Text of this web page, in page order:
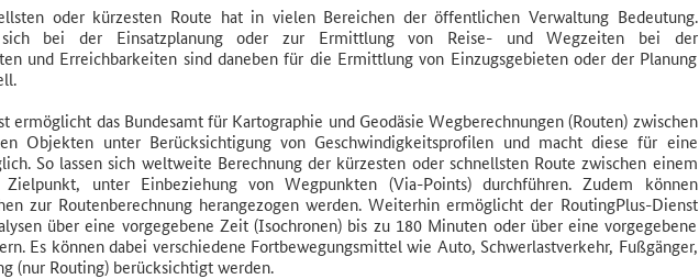
oder kürzesten Route hat in vielen Bereichen der öffentlichen Verwaltung Bedeutung.
sich bei der Einsatzplanung oder zur Ermittlung von Reise- und Wegzeiten bei der
und Erreichbarkeiten sind daneben für die Ermittlung von Einzugsgebieten oder der Planung
ermöglicht das Bundesamt für Kartographie und Geodäsie Wegberechnungen (Routen) zwischen
Objekten unter Berücksichtigung von Geschwindigkeitsprofilen und macht diese für eine
So lassen sich weltweite Berechnung der kürzesten oder schnellsten Route zwischen einem
unter Einbeziehung von Wegpunkten (Via-Points) durchführen. Zudem können
zur Routenberechnung herangezogen werden. Weiterhin ermöglicht der RoutingPlus-Dienst
über eine vorgegebene Zeit (Isochronen) bis zu 180 Minuten oder über eine vorgegebene
Es können dabei verschiedene Fortbewegungsmittel wie Auto, Schwerlastverkehr, Fußgänger,
(nur Routing) berücksichtigt werden.